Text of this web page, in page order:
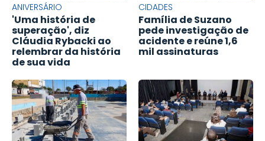
ANIVERSÁRIO
'Uma história de
superação', diz
Cláudia Rybacki ao
relembrar da história
de sua vida
CIDADES
Família de Suzano
pede investigação de
acidente e reúne 1,6
mil assinaturas